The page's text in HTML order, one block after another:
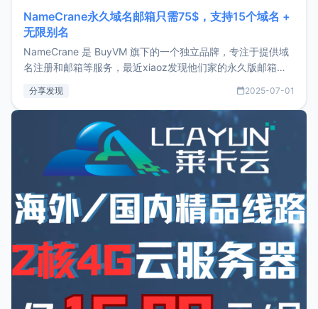
NameCrane永久域名邮箱只需75$，支持15个域名 +
无限别名
NameCrane 是 BuyVM 旗下的一个独立品牌，专注于提供域
名注册和邮箱等服务，最近xiaoz发现他们家的永久版邮箱服
又实惠的域名邮箱，不妨尝试一下 NameCrane。注册
NameCraneNameCrane不支持直接注册，必须要购买
分享发现 2025-07-01